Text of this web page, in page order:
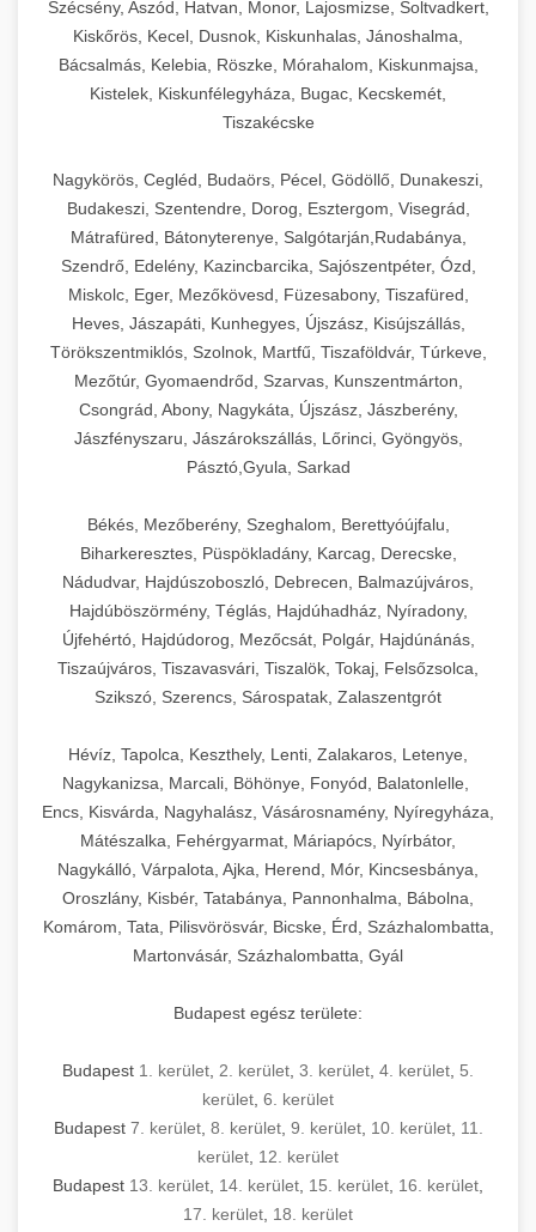
chef-iparikonyhagepek.hu
kereskedelmi sütősütő
Energiahatékony hűtési megoldások nagy
kapacitással.
chef-iparikonyhagepek.hu
💧 26. Ipari Mosogatógép +
Kereskedelmi mosogatóberendezések nagy
forgalmú éttermi műveletekhez. Gyors tisztítási
ciklusok fertőtlenítési képességekkel.
chef-iparikonyhagepek.hu
🧀 27. Ipari Sajtreszelő Gép +
élelmiszer-előkészítéshez. Különböző reszelési
méretek különböző alkalmazásokhoz.
chef-iparikonyhagepek.hu
kereskedelmi sajtreszelő
🍳 28. Nagykonyhai
Berendezések
+
Teljes körű nagykonyhai berendezések és
professzionális vendéglátóipari kellékek.
Minden, ami szükséges éttermi és catering
műveletekhez.
chef-iparikonyhagepek.hu
kereskedelmi konyhai megoldások
Szécsény, Aszód, Hatvan, Monor, Lajosmizse, Soltvadkert,
Kiskőrös, Kecel, Dusnok, Kiskunhalas, Jánoshalma,
Bácsalmás, Kelebia, Röszke, Mórahalom, Kiskunmajsa,
Kistelek, Kiskunfélegyháza, Bugac, Kecskemét,
Tiszakécske
Nagykörös, Cegléd, Budaörs, Pécel, Gödöllő, Dunakeszi,
Budakeszi, Szentendre, Dorog, Esztergom, Visegrád,
Mátrafüred, Bátonyterenye, Salgótarján,Rudabánya,
Szendrő, Edelény, Kazincbarcika, Sajószentpéter, Ózd,
Miskolc, Eger, Mezőkövesd, Füzesabony, Tiszafüred,
Heves, Jászapáti, Kunhegyes, Újszász, Kisújszállás,
Törökszentmiklós, Szolnok, Martfű, Tiszaföldvár, Túrkeve,
Mezőtúr, Gyomaendrőd, Szarvas, Kunszentmárton,
Csongrád, Abony, Nagykáta, Újszász, Jászberény,
Jászfényszaru, Jászárokszállás, Lőrinci, Gyöngyös,
Pásztó,Gyula, Sarkad
Békés, Mezőberény, Szeghalom, Berettyóújfalu,
Biharkeresztes, Püspökladány, Karcag, Derecske,
Nádudvar, Hajdúszoboszló, Debrecen, Balmazújváros,
Hajdúböszörmény, Téglás, Hajdúhadház, Nyíradony,
Újfehértó, Hajdúdorog, Mezőcsát, Polgár, Hajdúnánás,
Tiszaújváros, Tiszavasvári, Tiszalök, Tokaj, Felsőzsolca,
Szikszó, Szerencs, Sárospatak, Zalaszentgrót
Hévíz, Tapolca, Keszthely, Lenti, Zalakaros, Letenye,
Nagykanizsa, Marcali, Böhönye, Fonyód, Balatonlelle,
Encs, Kisvárda, Nagyhalász, Vásárosnamény, Nyíregyháza,
Mátészalka, Fehérgyarmat, Máriapócs, Nyírbátor,
Nagykálló, Várpalota, Ajka, Herend, Mór, Kincsesbánya,
Oroszlány, Kisbér, Tatabánya, Pannonhalma, Bábolna,
Komárom, Tata, Pilisvörösvár, Bicske, Érd, Százhalombatta,
Martonvásár, Százhalombatta, Gyál
Budapest egész területe:
Budapest 1. kerület 2. kerület 3. kerület 4. kerület 5.
kerület 6. kerület
Budapest 7. kerület, 8. kerület, 9. kerület, 10. kerület, 11.
kerület 12. kerület
Budapest 13. kerület 14. kerület 15. kerület 16. kerület
17. kerület 18. kerület